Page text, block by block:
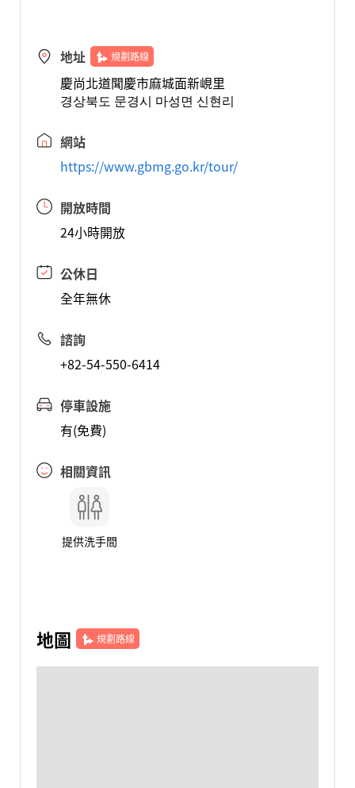
地址 規劃路線
慶尚北道聞慶市麻城面新峴里
경상북도 문경시 마성면 신현리
網站
https://www.gbmg.go.kr/tour/
開放時間
24小時開放
公休日
全年無休
諮詢
+82-54-550-6414
停車設施
有(免費)
相關資訊
提供洗手間
地圖 規劃路線